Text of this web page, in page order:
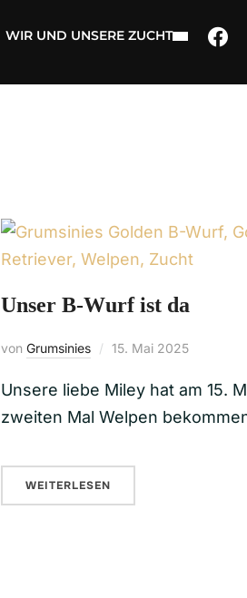
WIR UND UNSERE ZUCHT
Unser B-Wurf ist da
von Grumsinies 15. Mai 2025
Unsere liebe Miley hat am 15.
zweiten Mal Welpen
WEITERLESEN